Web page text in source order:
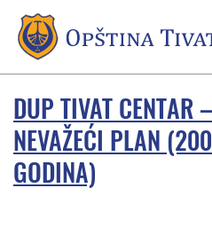
DUP TIVAT CENTAR –
NEVAŽEĆI PLAN
GODINA)